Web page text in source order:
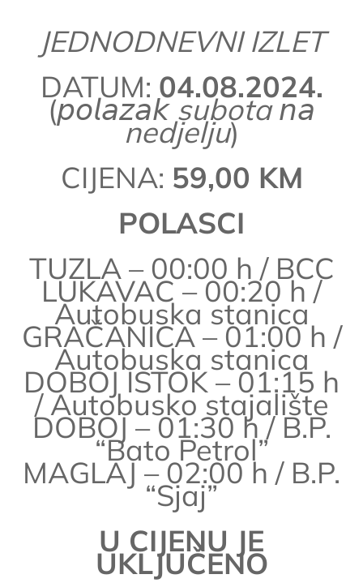
JEDNODNEVNI IZLET
DATUM: 04.08.2024.
(𝘱𝘰𝘭𝘢𝘻𝘢𝘬 subota 𝘯𝘢
nedjelju)
CIJENA: 59,00 KM
POLASCI
TUZLA – 00:00 h / BCC
LUKAVAC – 00:20 h /
Autobuska stanica
GRAČANICA – 01:00 h /
Autobuska stanica
DOBOJ ISTOK – 01:15 h
/ Autobusko stajalište
DOBOJ – 01:30 h / B.P.
“Bato Petrol”
MAGLAJ – 02:00 h / B.P.
“Sjaj”
U CIJENU JE
UKLJUČENO